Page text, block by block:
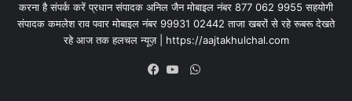
करना है संपर्क करें प्रधान संपादक अनिल जैन मोबाइल नंबर 877 062 9955 सहयोगी
संपादक कमलेश राव पवार मोबाइल नंबर 99931 02442 ताजा खबरों से रहे रूबरू देखते
रहे आज तक हलचल न्यूज़ | https://aajtakhulchal.com